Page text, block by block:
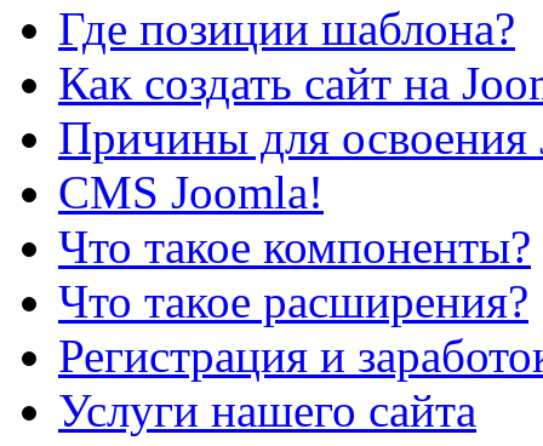
Где позиции шаблона?
Как создать сайт на
Причины для освоения
CMS Joomla!
Что такое компоненты?
Что такое расширения?
Регистрация и
Услуги нашего сайта